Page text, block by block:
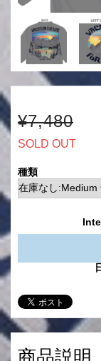
¥7,480
SOLD OUT
種類
商品説明